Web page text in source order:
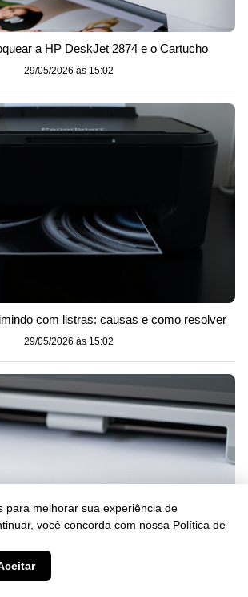
para melhorar sua experiência de
você concorda com nossa Política de
a HP DeskJet 2874 e o Cartucho
29/05/2026 às 15:02
com listras: causas e como resolver
29/05/2026 às 15:02